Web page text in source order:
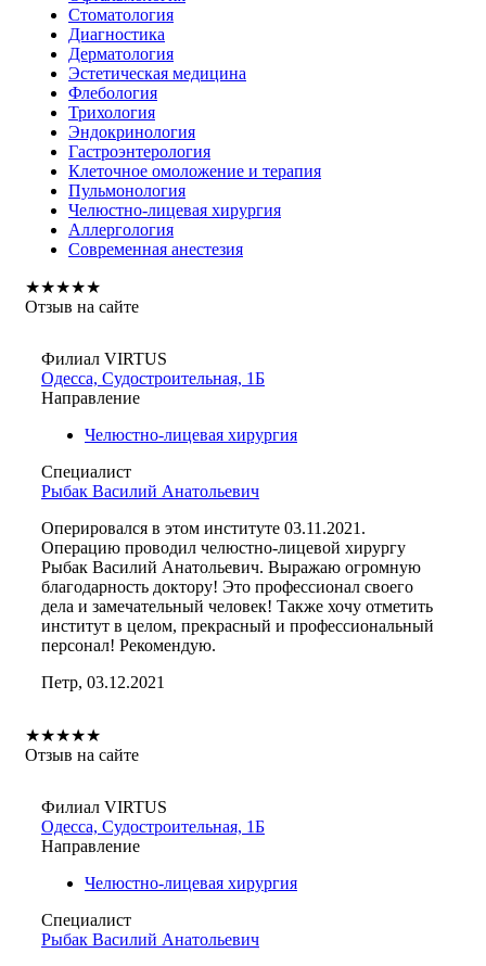
Стоматология
Диагностика
Дерматология
Эстетическая медицина
Флебология
Трихология
Эндокринология
Гастроэнтерология
Клеточное омоложение и терапия
Пульмонология
Челюстно-лицевая хирургия
Аллергология
Современная анестезия
★★★★★
Отзыв на сайте
Филиал VIRTUS
Одесса, Судостроительная, 1Б
Направление
Челюстно-лицевая хирургия
Специалист
Рыбак Василий Анатольевич
Оперировался в этом институте 03.11.2021.
Операцию проводил челюстно-лицевой хирургу
Рыбак Василий Анатольевич. Выражаю огромную
благодарность доктору! Это профессионал своего
дела и замечательный человек! Также хочу отметить
институт в целом, прекрасный и профессиональный
персонал! Рекомендую.
Петр, 03.12.2021
★★★★★
Отзыв на сайте
Филиал VIRTUS
Одесса, Судостроительная, 1Б
Направление
Челюстно-лицевая хирургия
Специалист
Рыбак Василий Анатольевич